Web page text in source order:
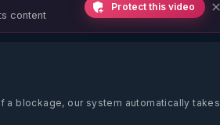
content
Protect this video
a blockage, our system automatically takes